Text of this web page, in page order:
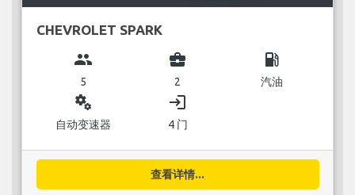
CHEVROLET SPARK
group
5
business_center
2
local_gas_station
汽油
miscellaneous_services
自动变速器
login
4 门
查看详情...